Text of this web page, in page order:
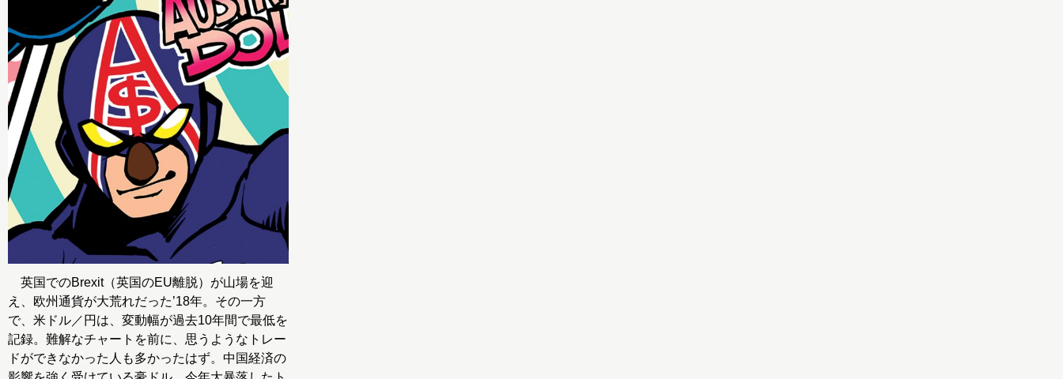
英国でのBrexit（英国のEU離脱）が山場を迎
え、欧州通貨が大荒れだった’18年。その一方
で、米ドル／円は、変動幅が過去10年間で最低を
記録。難解なチャートを前に、思うようなトレー
ドができなかった人も多かったはず。中国経済の